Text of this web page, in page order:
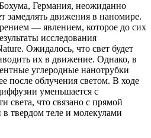
Германия, неожиданно
замедлять движения в наномире.
— явлением, которое до сих
исследования
Ожидалось, что свет будет
их в движение. Однако, в
углеродные нанотрубки
после облучения светом. В ходе
уменьшается с
света, что связано с прямой
твердом теле и молекулами